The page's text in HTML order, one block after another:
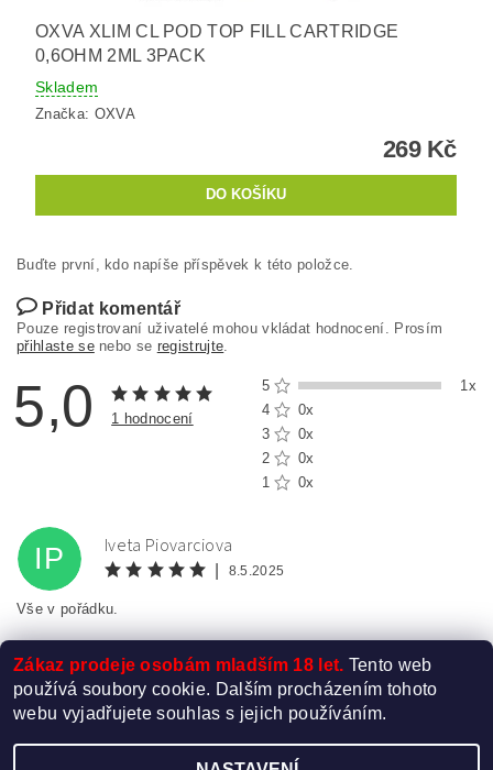
OXVA XLIM CL POD TOP FILL CARTRIDGE
0,6OHM 2ML 3PACK
Skladem
Značka: OXVA
269 Kč
Buďte první, kdo napíše příspěvek k této položce.
Přidat komentář
Pouze registrovaní uživatelé mohou vkládat hodnocení. Prosím
přihlaste senebo se registrujte
5,0 1 hodnocení
5
1x
4
0x
3
0x
2
0x
1
0x
IP Iveta Piovarciova
8.5.2025
Vše v pořádku.
Zákaz prodeje osobám mladším 18 let. Tento web
používá soubory cookie. Dalším procházením tohoto
webu vyjadřujete souhlas s jejich používáním.